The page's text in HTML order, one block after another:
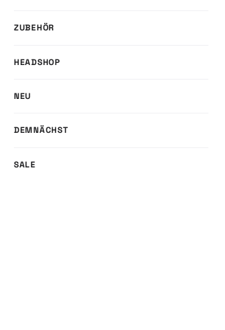
ZUBEHÖR
HEADSHOP
NEU
DEMNÄCHST
SALE